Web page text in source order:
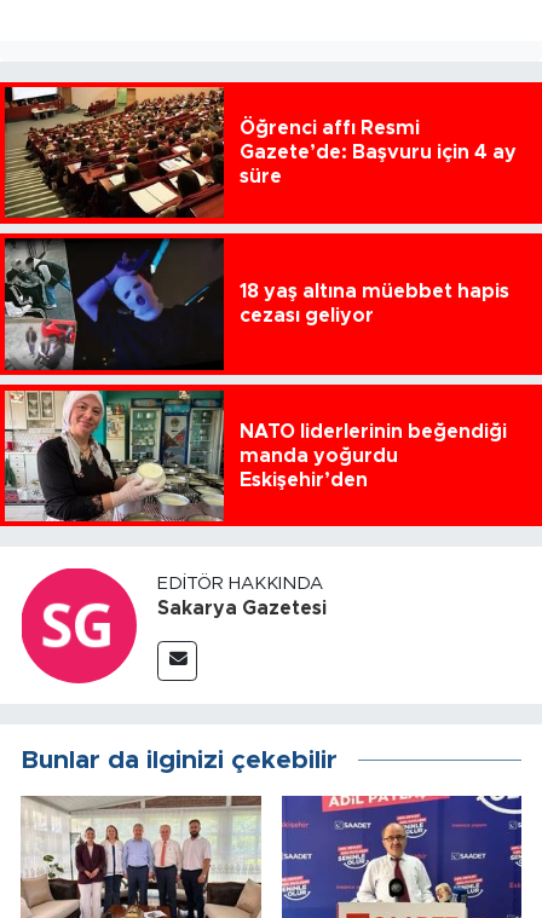
Öğrenci affı Resmi
Gazete’de: Başvuru için 4 ay
süre
18 yaş altına müebbet hapis
cezası geliyor
NATO liderlerinin beğendiği
manda yoğurdu
Eskişehir’den
EDITÖR HAKKINDA
Sakarya Gazetesi
Bunlar da ilginizi çekebilir